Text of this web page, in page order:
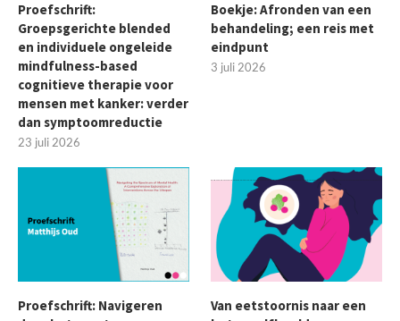
Proefschrift:
Groepsgerichte blended
en individuele ongeleide
mindfulness-based
cognitieve therapie voor
mensen met kanker: verder
dan symptoomreductie
23 juli 2026
Boekje: Afronden van een
behandeling; een reis met
eindpunt
3 juli 2026
Proefschrift: Navigeren
Van eetstoornis naar een